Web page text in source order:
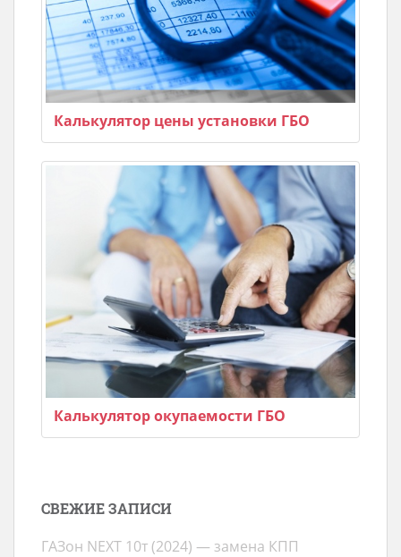
Калькулятор цены установки ГБО
Калькулятор окупаемости ГБО
СВЕЖИЕ ЗАПИСИ
ГАЗон NEXT 10т (2024) — замена КПП